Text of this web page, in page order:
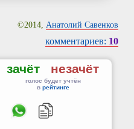
©2014, Анатолий Савенков
комментариев: 10
зачёт незачёт
голос будет учтён
в рейтинге